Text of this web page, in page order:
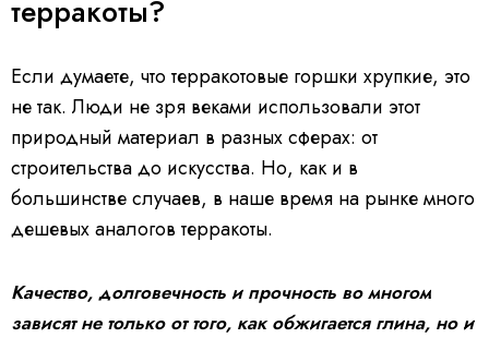
терракоты?
Если думаете, что терракотовые горшки хрупкие, это
не так. Люди не зря веками использовали этот
природный материал в разных сферах: от
строительства до искусства. Но, как и в
большинстве случаев, в наше время на рынке много
дешевых аналогов терракоты.
Качество, долговечность и прочность во многом
зависят не только от того, как обжигается глина, но и